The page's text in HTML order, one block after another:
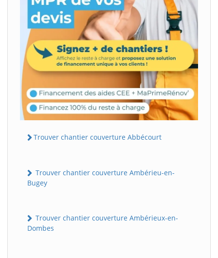
Trouver chantier couverture Abbécourt
Trouver chantier couverture Ambérieu-en-
Bugey
Trouver chantier couverture Ambérieux-en-
Dombes